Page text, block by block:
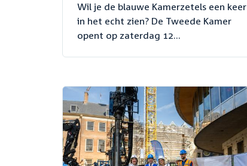
Wil je de blauwe Kamerzetels een keer
in het echt zien? De Tweede Kamer
opent op zaterdag 12...